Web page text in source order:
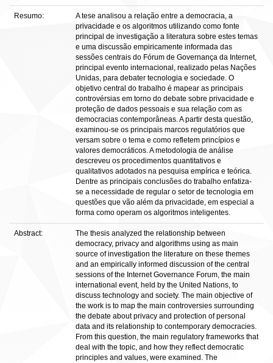
Resumo:
A tese analisou a relação entre a democracia, a
privacidade e os algoritmos utilizando como fonte
principal de investigação a literatura sobre estes temas
e uma discussão empiricamente informada das
sessões centrais do Fórum de Governança da Internet,
principal evento internacional, realizado pelas Nações
Unidas, para debater tecnologia e sociedade. O
objetivo central do trabalho é mapear as principais
controvérsias em torno do debate sobre privacidade e
proteção de dados pessoais e sua relação com as
democracias contemporâneas. A partir desta questão,
examinou-se os principais marcos regulatórios que
versam sobre o tema e como refletem princípios e
valores democráticos. A metodologia de análise
descreveu os procedimentos quantitativos e
qualitativos adotados na pesquisa empírica e teórica.
Dentre as principais conclusões do trabalho enfatiza-
se a necessidade de regular o setor de tecnologia em
questões que vão além da privacidade, em especial a
forma como operam os algoritmos inteligentes.
Abstract:
The thesis analyzed the relationship between
democracy, privacy and algorithms using as main
source of investigation the literature on these themes
and an empirically informed discussion of the central
sessions of the Internet Governance Forum, the main
international event, held by the United Nations, to
discuss technology and society. The main objective of
the work is to map the main controversies surrounding
the debate about privacy and protection of personal
data and its relationship to contemporary democracies.
From this question, the main regulatory frameworks that
deal with the topic, and how they reflect democratic
principles and values, were examined. The